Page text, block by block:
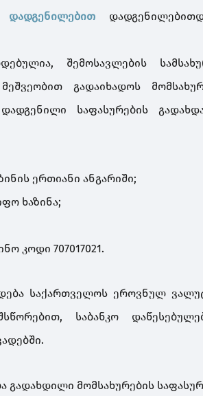
შემოსავლების
გადაიხადოს
დადგენილი საფასურების
ერთიანი ანგარიში;
ხაზინა;
კოდი 707017021.
საქართველოს ეროვნულ
საბანკო
გადახდილი მომსახურების